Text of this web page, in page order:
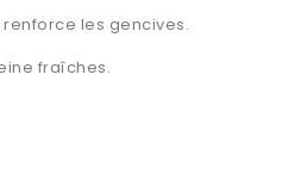
renforce les gencives.
fraîches.